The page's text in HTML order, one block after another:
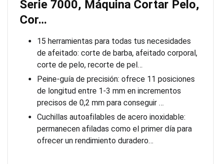
Serie 7000, Máquina Cortar Pelo,
Cor…
15 herramientas para todas tus necesidades
de afeitado: corte de barba, afeitado corporal,
corte de pelo, recorte de pel…
Peine-guía de precisión: ofrece 11 posiciones
de longitud entre 1-3 mm en incrementos
precisos de 0,2 mm para conseguir …
Cuchillas autoafilables de acero inoxidable:
permanecen afiladas como el primer día para
ofrecer un rendimiento duradero…